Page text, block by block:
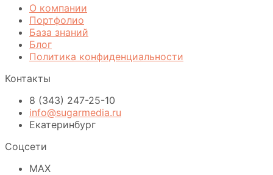
О компании
Портфолио
База знаний
Блог
Политика конфиденциальности
Контакты
8 (343) 247-25-10
info@sugarmedia.ru
Екатеринбург
Соцсети
MAX